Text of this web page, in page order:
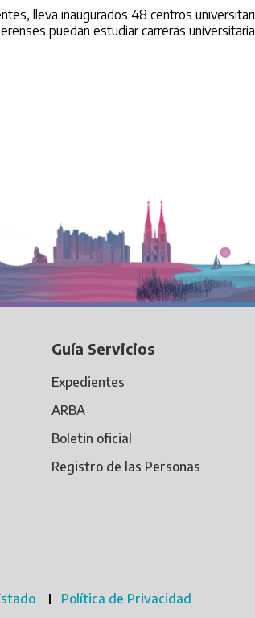
lleva inaugurados 48 centros
puedan estudiar carreras
Guía Servicios
Expedientes
ARBA
Boletin oficial
Registro de las Personas
Política de Privacidad